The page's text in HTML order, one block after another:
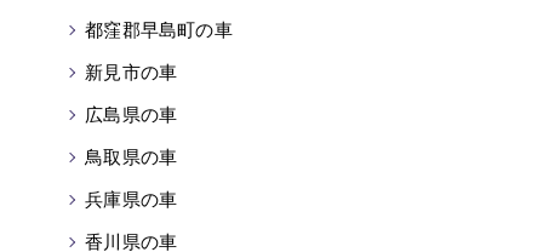
都窪郡早島町の車
新見市の車
広島県の車
鳥取県の車
兵庫県の車
香川県の車